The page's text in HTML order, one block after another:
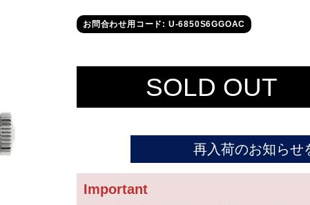
お問合わせ用コード: U-6850S6GGOAC
SOLD OUT
再入荷のお知らせ
Important